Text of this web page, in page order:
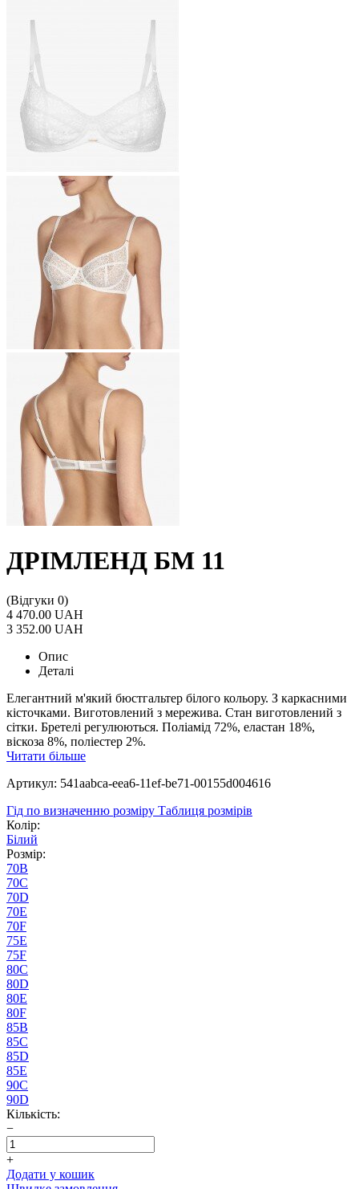
ДРІМЛЕНД БМ 11
(Відгуки 0)
4 470.00 UAH
3 352.00 UAH
Опис
Деталі
Елегантний м'який бюстгальтер білого кольору. З каркасними
кісточками. Виготовлений з мережива. Стан виготовлений з
сітки. Бретелі регулюються. Поліамід 72%, еластан 18%,
віскоза 8%, поліестер 2%.
Читати більше
Артикул: 541aabca-eea6-11ef-be71-00155d004616
Гід по визначенню розміру Таблиця розмірів
Колір:
Білий
Розмір:
70B
70C
70D
70E
70F
75E
75F
80C
80D
80E
80F
85B
85C
85D
85E
90C
90D
Кількість:
−
+
Додати у кошик